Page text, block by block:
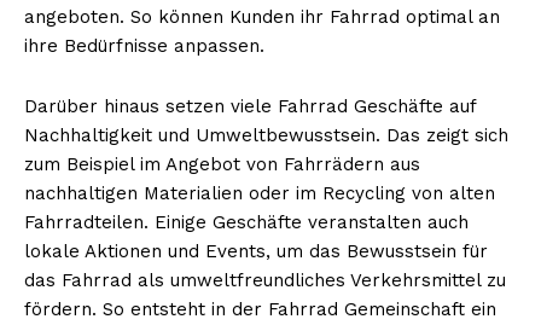
angeboten. So können Kunden ihr Fahrrad optimal an
ihre Bedürfnisse anpassen.
Darüber hinaus setzen viele Fahrrad Geschäfte auf
Nachhaltigkeit und Umweltbewusstsein. Das zeigt sich
zum Beispiel im Angebot von Fahrrädern aus
nachhaltigen Materialien oder im Recycling von alten
Fahrradteilen. Einige Geschäfte veranstalten auch
lokale Aktionen und Events, um das Bewusstsein für
das Fahrrad als umweltfreundliches Verkehrsmittel zu
fördern. So entsteht in der Fahrrad Gemeinschaft ein